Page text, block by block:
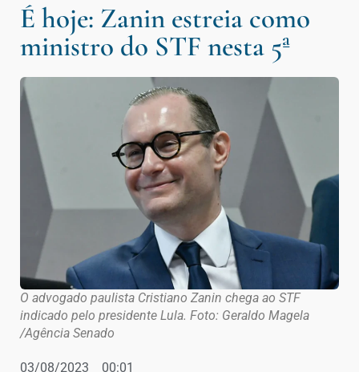
É hoje: Zanin estreia como
ministro do STF nesta 5ª
O advogado paulista Cristiano Zanin chega ao STF
indicado pelo presidente Lula. Foto: Geraldo Magela
/Agência Senado
03/08/2023 00:01